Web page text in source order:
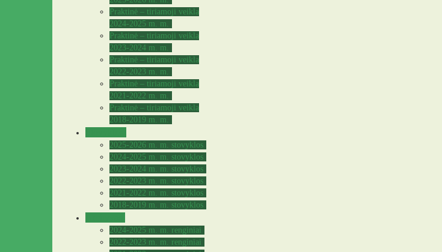
Praktinė – tiriamoji veikla
2024-2025 m. m.
Praktinė – tiriamoji veikla
2023-2024 m. m.
Praktinė – tiriamoji veikla
2022-2023 m. m.
Praktinė – tiriamoji veikla
2021-2022 m. m.
Praktinė – tiriamoji veikla
2018-2019 m. m.
2025-2026 m. m. stovyklos
2024-2025 m. m. stovyklos
2023-2024 m. m. stovyklos
2022-2023 m. m. stovyklos
2021-2022 m. m. stovyklos
2018-2019 m. m. stovyklos
2024-2025 m. m. renginiai
2022-2023 m. m. renginiai